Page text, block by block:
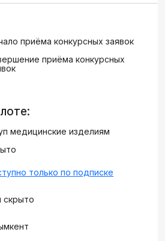
приёма конкурсных заявок
приёма конкурсных
медицинские изделиям
только по подписке
скрыто